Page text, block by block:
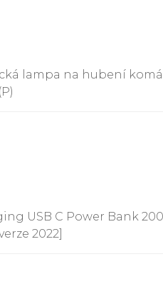
lampa na hubení
USB C Power Bank
2022]